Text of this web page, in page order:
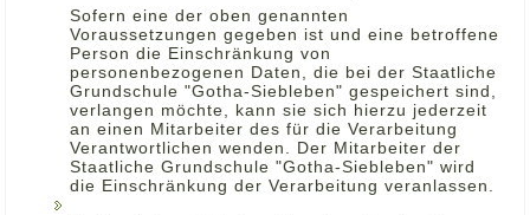
Sofern eine der oben genannten
Voraussetzungen gegeben ist und eine betroffene
Person die Einschränkung von
personenbezogenen Daten, die bei der Staatliche
Grundschule "Gotha-Siebleben" gespeichert sind,
verlangen möchte, kann sie sich hierzu jederzeit
an einen Mitarbeiter des für die Verarbeitung
Verantwortlichen wenden. Der Mitarbeiter der
Staatliche Grundschule "Gotha-Siebleben" wird
die Einschränkung der Verarbeitung veranlassen.